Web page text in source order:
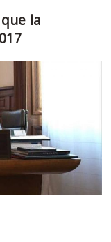
la